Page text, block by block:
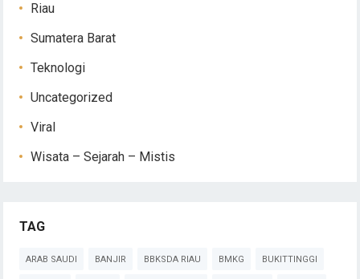
Riau
Sumatera Barat
Teknologi
Uncategorized
Viral
Wisata – Sejarah – Mistis
TAG
ARAB SAUDI BANJIR BBKSDA RIAU BMKG BUKITTINGGI